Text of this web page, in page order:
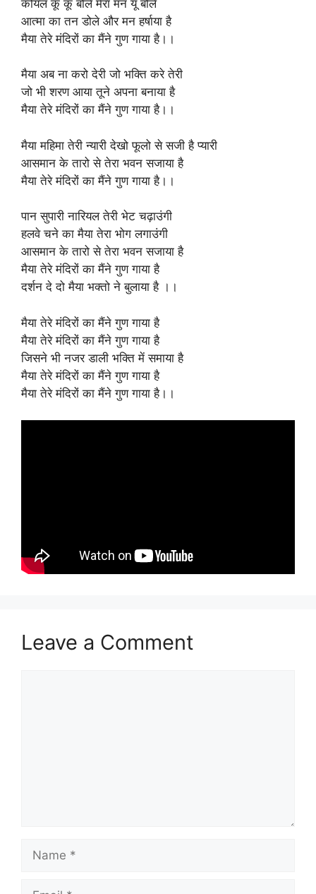
कोयल कू कू बोले मेरा मन यूं बोले
आत्मा का तन डोले और मन हर्षाया है
मैया तेरे मंदिरों का मैंने गुण गाया है।।
मैया अब ना करो देरी जो भक्ति करे तेरी
जो भी शरण आया तूने अपना बनाया है
मैया तेरे मंदिरों का मैंने गुण गाया है।।
मैया महिमा तेरी न्यारी देखो फूलो से सजी है प्यारी
आसमान के तारो से तेरा भवन सजाया है
मैया तेरे मंदिरों का मैंने गुण गाया है।।
पान सुपारी नारियल तेरी भेट चढ़ाउंगी
हलवे चने का मैया तेरा भोग लगाउंगी
आसमान के तारो से तेरा भवन सजाया है
मैया तेरे मंदिरों का मैंने गुण गाया है
दर्शन दे दो मैया भक्तो ने बुलाया है ।।
मैया तेरे मंदिरों का मैंने गुण गाया है
मैया तेरे मंदिरों का मैंने गुण गाया है
जिसने भी नजर डाली भक्ति में समाया है
मैया तेरे मंदिरों का मैंने गुण गाया है
मैया तेरे मंदिरों का मैंने गुण गाया है।।
Leave a Comment
Name
Email